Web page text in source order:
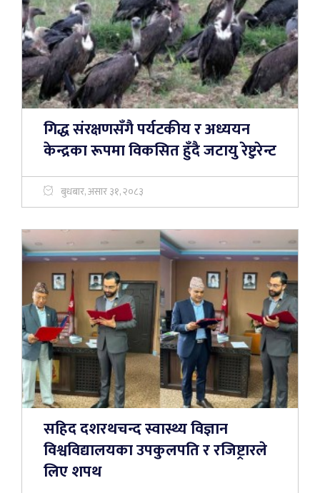
गिद्ध संरक्षणसँगै पर्यटकीय र अध्ययन
केन्द्रका रूपमा विकसित हुँदै जटायु रेष्टुरेन्ट
बुधबार, असार ३१, २०८३
सहिद दशरथचन्द स्वास्थ्य विज्ञान
विश्वविद्यालयका उपकुलपति र रजिष्ट्रारले
लिए शपथ